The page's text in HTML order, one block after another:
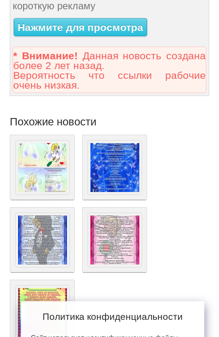
короткую рекламу
Нажмите для просмотра
* Внимание! Данная новость создана
более 2 лет назад.
Вероятность что ссылки рабочие
очень низкая.
Похожие новости
Политика конфиденциальности